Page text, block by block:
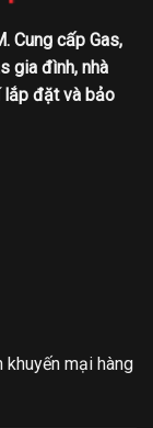
Cung cấp Gas,
gia đình, nhà
lắp đặt và bảo
mại hàng